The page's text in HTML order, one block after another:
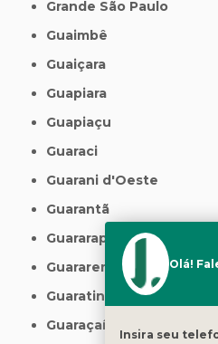
Grande São Paulo
Guaimbê
Guaiçara
Guapiara
Guapiaçu
Guaraci
Guarani d'Oeste
Guarantã
Guararapes
Guararema
Guaratinguetá
Guaraçaí
Olá!
Insira seu